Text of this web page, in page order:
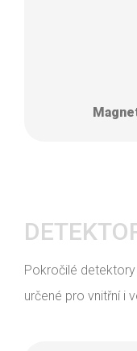
Pokročilé
určené pro vnitřní i